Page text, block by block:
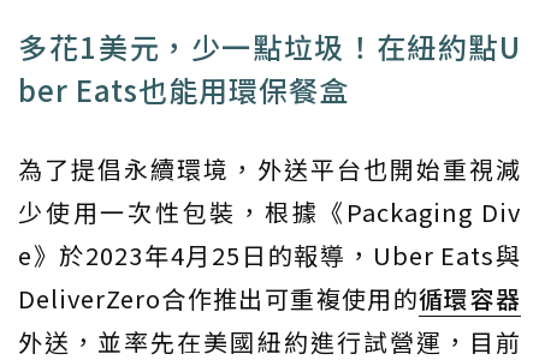
多花1美元，少一點垃圾！在紐約點U
ber Eats也能用環保餐盒
為了提倡永續環境，外送平台也開始重視減
少使用一次性包裝，根據《Packaging Div
e》於2023年4月25日的報導，Uber Eats與
DeliverZero合作推出可重複使用的循環容器
外送，並率先在美國紐約進行試營運，目前